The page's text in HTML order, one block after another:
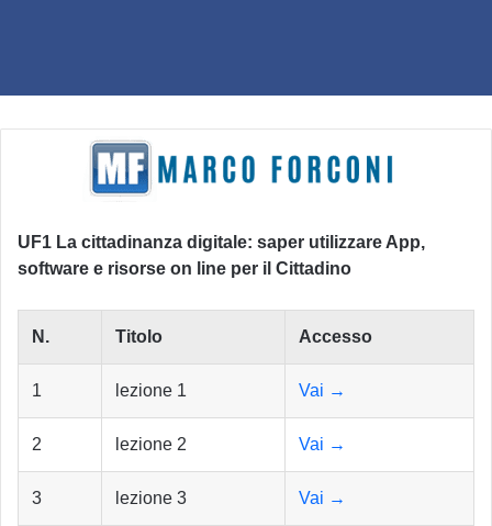
UF1 La cittadinanza digitale: saper utilizzare App,
software e risorse on line per il Cittadino
N. Titolo Accesso
1 lezione 1 Vai →
2 lezione 2 Vai →
3 lezione 3 Vai →